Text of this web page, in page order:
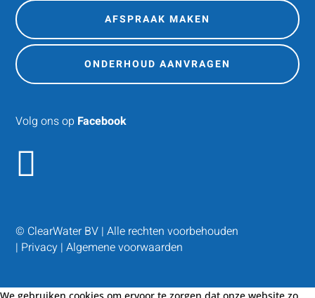
AFSPRAAK MAKEN
ONDERHOUD AANVRAGEN
Volg ons op Facebook

© ClearWater BV | Alle rechten voorbehouden
| Privacy |Algemene voorwaarden